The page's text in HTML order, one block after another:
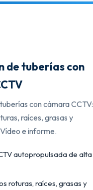
de tuberías con
con cámara CCTV:
raíces, grasas y
e informe.
autopropulsada de alta
roturas, raíces, grasas y